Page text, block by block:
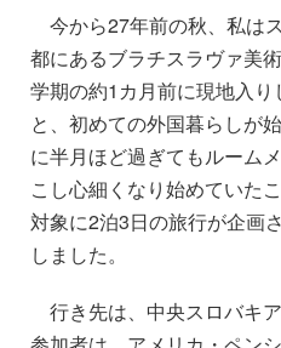
今から27年前の秋、私は
都にあるブラチスラヴァ美
学期の約1カ月前に現地入
と、初めての外国暮らしが
に半月ほど過ぎてもルーム
こし心細くなり始めていた
対象に2泊3日の旅行が企画
しました。
行き先は、中央スロバキ